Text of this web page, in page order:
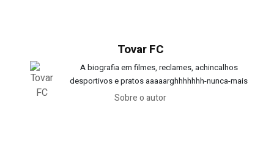
Tovar FC
A biografia em filmes, reclames, achincalhos
desportivos e pratos aaaaarghhhhhhh-nunca-mais
Sobre o autor